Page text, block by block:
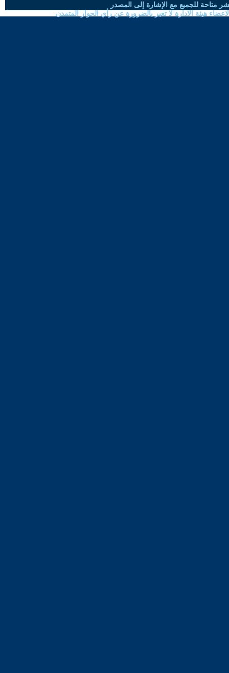
متاحة للجميع مع الإشارة إلى المصدر
هيئة الادارة لا تعبر بالضرورة عن رأي الحوار المتمدن